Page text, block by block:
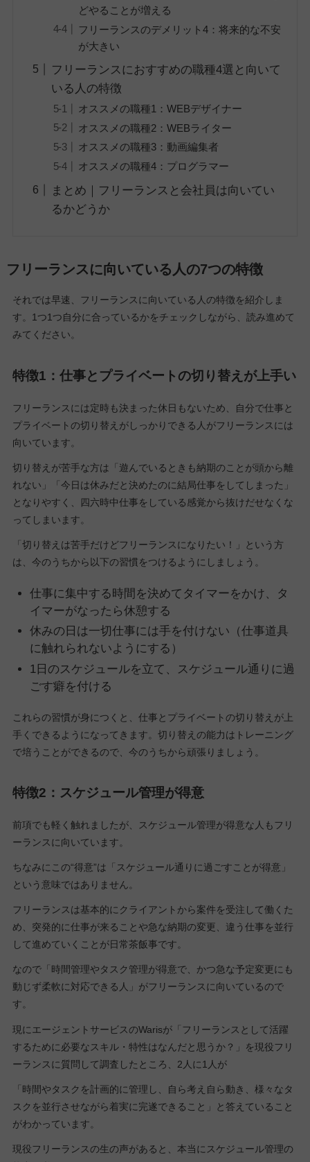
どやることが増える
フリーランスのデメリット4：将来的な不安
が大きい
フリーランスにおすすめの職種4選と向いて
いる人の特徴
オススメの職種1：WEBデザイナー
オススメの職種2：WEBライター
オススメの職種3：動画編集者
オススメの職種4：プログラマー
まとめ｜フリーランスと会社員は向いてい
るかどうか
フリーランスに向いている人の7つの特徴
それでは早速、フリーランスに向いている人の特徴を紹介しま
す。1つ1つ自分に合っているかをチェックしながら、読み進めて
みてください。
特徴1：仕事とプライベートの切り替えが上手い
フリーランスには定時も決まった休日もないため、自分で仕事と
プライベートの切り替えがしっかりできる人がフリーランスには
向いています。
切り替えが苦手な方は「遊んでいるときも納期のことが頭から離
れない」「今日は休みだと決めたのに結局仕事をしてしまった」
となりやすく、四六時中仕事をしている感覚から抜けだせなくな
ってしまいます。
「切り替えは苦手だけどフリーランスになりたい！」という方
は、今のうちから以下の習慣をつけるようにしましょう。
仕事に集中する時間を決めてタイマーをかけ、タ
イマーがなったら休憩する
休みの日は一切仕事には手を付けない（仕事道具
に触れられないようにする）
1日のスケジュールを立て、スケジュール通りに過
ごす癖を付ける
これらの習慣が身につくと、仕事とプライベートの切り替えが上
手くできるようになってきます。切り替えの能力はトレーニング
で培うことができるので、今のうちから頑張りましょう。
特徴2：スケジュール管理が得意
前項でも軽く触れましたが、スケジュール管理が得意な人もフリ
ーランスに向いています。
ちなみにこの“得意”は「スケジュール通りに過ごすことが得意」
という意味ではありません。
フリーランスは基本的にクライアントから案件を受注して働くた
め、突発的に仕事が来ることや急な納期の変更、違う仕事を並行
して進めていくことが日常茶飯事です。
なので「時間管理やタスク管理が得意で、かつ急な予定変更にも
動じず柔軟に対応できる人」がフリーランスに向いているので
す。
現にエージェントサービスのWarisが「フリーランスとして活躍
するために必要なスキル・特性はなんだと思うか？」を現役フリ
ーランスに質問して調査したところ、2人に1人が
「時間やタスクを計画的に管理し、自ら考え自ら動き、様々なタ
スクを並行させながら着実に完遂できること」と答えていること
がわかっています。
現役フリーランスの生の声があると、本当にスケジュール管理の